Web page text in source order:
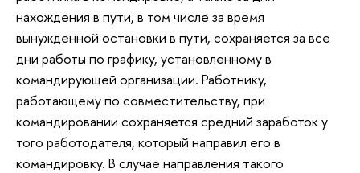
нахождения в пути, в том числе за время
вынужденной остановки в пути, сохраняется за все
дни работы по графику, установленному в
командирующей организации. Работнику,
работающему по совместительству, при
командировании сохраняется средний заработок у
того работодателя, который направил его в
командировку. В случае направления такого